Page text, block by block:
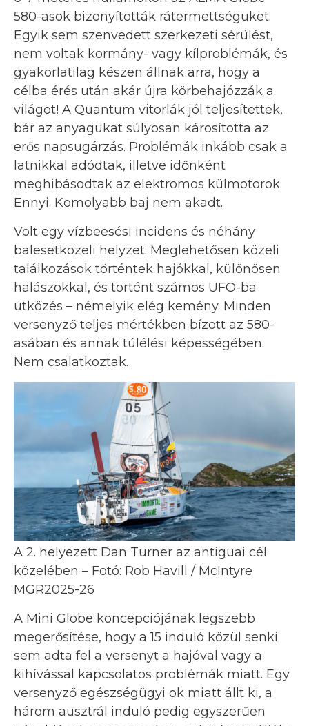
580-asok bizonyították rátermettségüket.
Egyik sem szenvedett szerkezeti sérülést,
nem voltak kormány- vagy kílproblémák, és
gyakorlatilag készen állnak arra, hogy a
célba érés után akár újra körbehajózzák a
világot! A Quantum vitorlák jól teljesítettek,
bár az anyagukat súlyosan károsította az
erős napsugárzás. Problémák inkább csak a
latnikkal adódtak, illetve időnként
meghibásodtak az elektromos külmotorok.
Ennyi. Komolyabb baj nem akadt.
Volt egy vízbeesési incidens és néhány
balesetközeli helyzet. Meglehetősen közeli
találkozások történtek hajókkal, különösen
halászokkal, és történt számos UFO-ba
ütközés – némelyik elég kemény. Minden
versenyző teljes mértékben bízott az 580-
asában és annak túlélési képességében.
Nem csalatkoztak.
A 2. helyezett Dan Turner az antiguai cél
közelében – Fotó: Rob Havill / McIntyre
MGR2025-26
A Mini Globe koncepciójának legszebb
megerősítése, hogy a 15 induló közül senki
sem adta fel a versenyt a hajóval vagy a
kihívással kapcsolatos problémák miatt. Egy
versenyző egészségügyi ok miatt állt ki, a
három ausztrál induló pedig egyszerűen